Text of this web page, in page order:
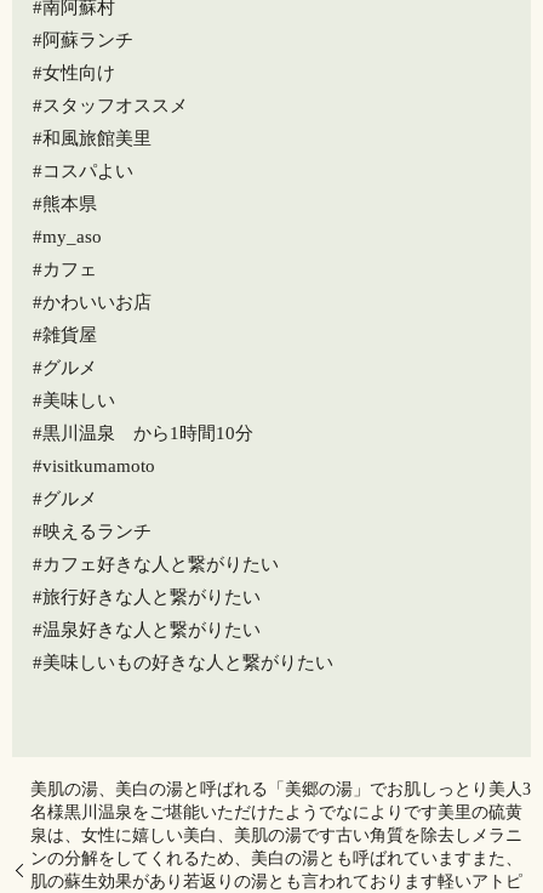
#南阿蘇村
#阿蘇ランチ
#女性向け
#スタッフオススメ
#和風旅館美里
#コスパよい
#熊本県
#my_aso
#カフェ
#かわいいお店
#雑貨屋
#グルメ
#美味しい
#黒川温泉 から1時間10分
#visitkumamoto
#グルメ
#映えるランチ
#カフェ好きな人と繋がりたい
#旅行好きな人と繋がりたい
#温泉好きな人と繋がりたい
#美味しいもの好きな人と繋がりたい
美肌の湯、美白の湯と呼ばれる「美郷の湯」でお肌しっとり美人3
名様黒川温泉をご堪能いただけたようでなによりです美里の硫黄
泉は、女性に嬉しい美白、美肌の湯です️古い角質を除去しメラニ
ンの分解をしてくれるため、美白の湯とも呼ばれていますまた、
肌の蘇生効果があり若返りの湯とも言われております軽いアトピ